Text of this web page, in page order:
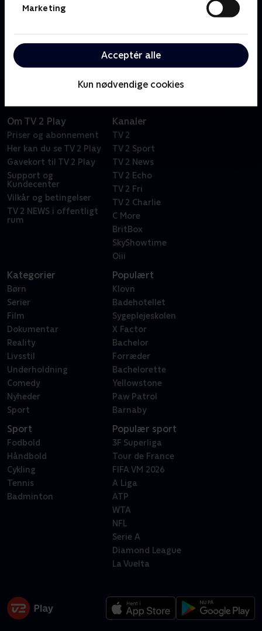
Marketing
Acceptér alle
Kun nødvendige cookies
dybeste hemmelighed for at beskytte Danmark og
danskerne mod trusler udefra. I programmerne
giver et unikt indblik i, hvordan de har forsøgt at
stoppe terrorangreb.
Om TV 2 Play
Priser og abonnement
Her kan du se TV 2 Play
Gavekort til TV 2 Play
Support og
Kundecenter
Vilkår og betingelser
TV 2 NEWS i offentligt
rum
Kanaler
TV 2
TV 2 Sport
TV 2 News
TV 2 Echo
TV 2 Fri
TV 2 Charlie
C More
BritBox
SkyShowtime
Oiii
Kategorier
Børn
Serier
Film
Dokumentar
Reality
Livsstil
Underholdning
Comedy
Nyheder
Sport
Populært
Klovn
Badehotellet
Sygeplejeskolen
X Factor
Bachelor
Forræder
Bachelorette
Yellowstone
Paw Patrol
Barnaby
Sport
Fodbold
Håndbold
Cykling
Tennis
Badminton
Populær sport
3F Superliga
Tour de France
FIFA VM 2026
A Liga
ATP
WTA
NFL
Serie A
Diamond League
La Vuelta